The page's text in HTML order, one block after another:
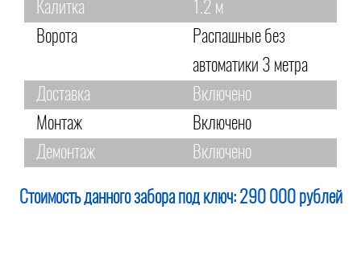
Калитка
1.2 м
Ворота
Распашные без
автоматики 3 метра
Доставка
Включено
Монтаж
Включено
Демонтаж
Включено
Стоимость данного забора под ключ: 290 000 рублей